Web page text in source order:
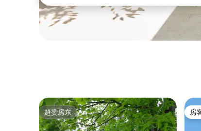
超赞房东
超赞房东 房
房